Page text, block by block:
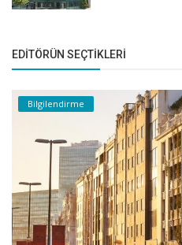
EDITÖRÜN SEÇTIKLERI
Bilgilendirme